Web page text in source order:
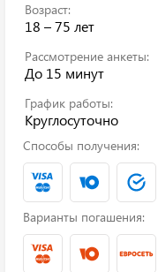
Возраст:
18 – 75 лет
Рассмотрение анкеты:
До 15 минут
График работы:
Круглосуточно
Способы получения:
Варианты погашения: